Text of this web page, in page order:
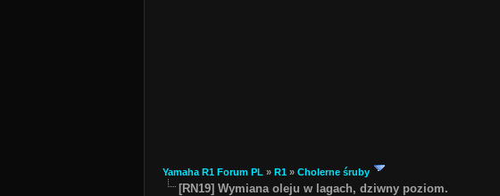
Yamaha R1 Forum PL » R1 » Cholerne śruby
[RN19] Wymiana oleju w lagach, dziwny poziom.